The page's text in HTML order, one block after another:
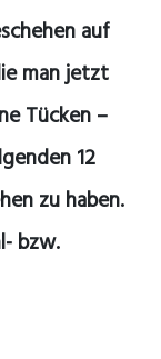
auf
man jetzt
Tücken –
12
zu haben.
bzw.